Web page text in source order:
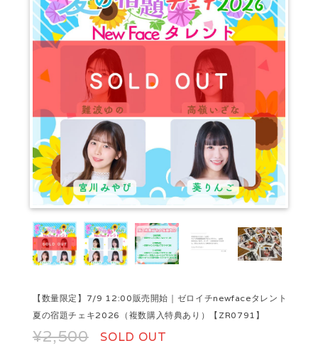
【数量限定】7/9 12:00販売開始｜ゼロイチnewfaceタレント
夏の宿題チェキ2026（複数購入特典あり）【ZR0791】
¥2,500 SOLD OUT